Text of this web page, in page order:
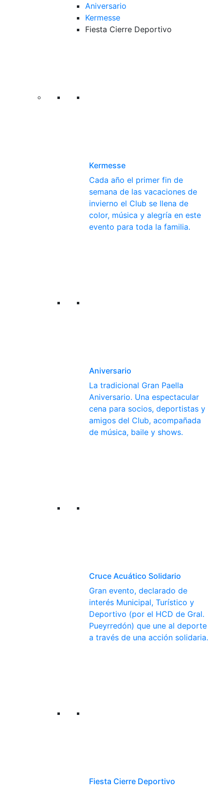
Aniversario
Kermesse
Fiesta Cierre Deportivo
Kermesse
Cada año el primer fin de
semana de las vacaciones de
invierno el Club se llena de
color, música y alegría en este
evento para toda la familia.
Aniversario
La tradicional Gran Paella
Aniversario. Una espectacular
cena para socios, deportistas y
amigos del Club, acompañada
de música, baile y shows.
Cruce Acuático Solidario
Gran evento, declarado de
interés Municipal, Turístico y
Deportivo (por el HCD de Gral.
Pueyrredón) que une al deporte
a través de una acción solidaria.
Fiesta Cierre Deportivo